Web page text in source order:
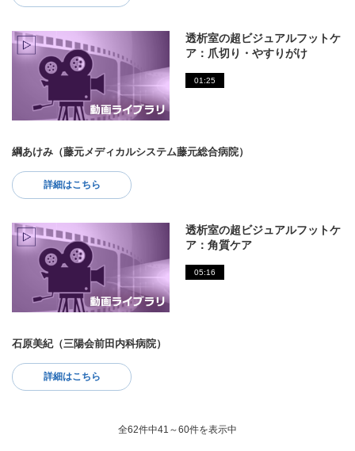
透析室の超ビジュアルフットケ
ア：爪切り・やすりがけ
01:25
綱あけみ（藤元メディカルシステム藤元総合病院）
詳細はこちら
透析室の超ビジュアルフットケ
ア：角質ケア
05:16
石原美紀（三陽会前田内科病院）
詳細はこちら
全62件中41～60件を表示中